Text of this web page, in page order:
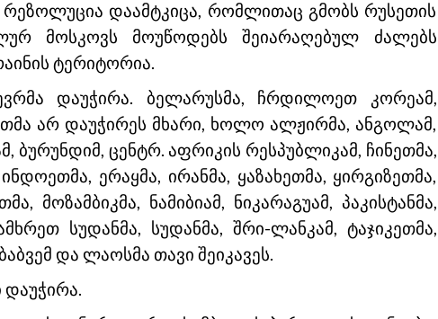
დაამტკიცა, რომლითაც გმობს რუსეთის
მოსკოვს მოუწოდებს შეიარაღებულ ძალებს
ტერიტორია.
დაუჭირა. ბელარუსმა, ჩრდილოეთ კორეამ,
არ დაუჭირეს მხარი, ხოლო ალჟირმა, ანგოლამ,
ბურუნდიმ, ცენტრ. აფრიკის რესპუბლიკამ, ჩინეთმა,
ერაყმა, ირანმა, ყაზახეთმა, ყირგიზეთმა,
მოზამბიკმა, ნამიბიამ, ნიკარაგუამ, პაკისტანმა,
სუდანმა, სუდანმა, შრი-ლანკამ, ტაჯიკეთმა,
და ლაოსმა თავი შეიკავეს.